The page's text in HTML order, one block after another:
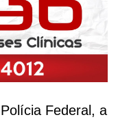
Federal, a